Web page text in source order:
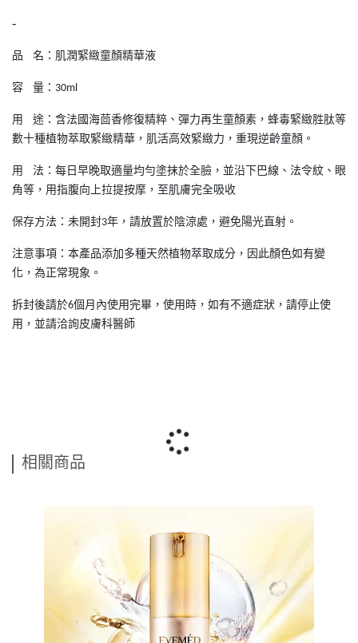
-
品 名：肌潤緊緻童顏精華液
容 量： 30ml
用
途：含法國海茴香修復精粹、彈力再生童顏素，蜂毒緊緻胜肽等
數十種植物萃取緊緻精華，肌活高效緊緻力，重現逆齡童顏。
用
法：每日早晚取適量均勻塗抹於全臉，並沿下巴線、法令紋、眼
角等，用指腹向上拉提按摩，至肌膚完全吸收
保存方法：未開封3年，請放置於陰涼處，避免陽光直射。
注意事項：本產品添加多種天然植物萃取成分，因此顏色如有變
化，為正常現象。
拆封後請於6個月內使用完畢，使用時，如有不適症狀，請停止使
用，並請洽詢皮膚科醫師
相關商品